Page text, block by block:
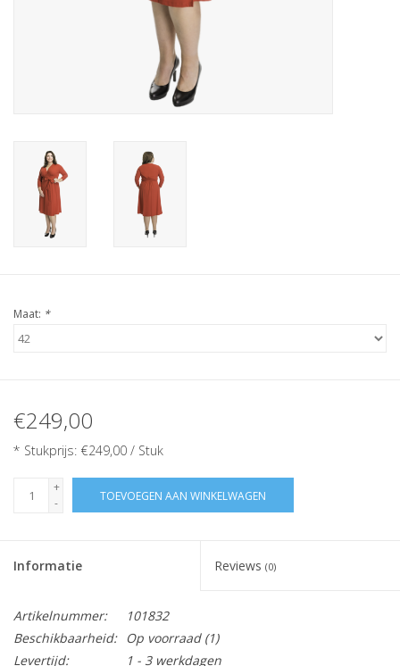
Maat: *
€249,00
* Stukprijs: €249,00 / Stuk
+
-
TOEVOEGEN AAN WINKELWAGEN
Informatie Reviews (0)
Artikelnummer:
101832
Beschikbaarheid:
Op voorraad(1)
Levertijd:
1 - 3 werkdagen